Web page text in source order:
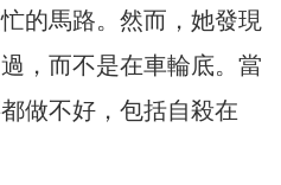
的馬路。然而，她發現
，而不是在車輪底。當
做不好，包括自殺在